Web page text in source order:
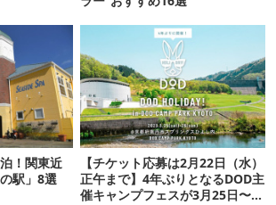
！関東近
駅」8選
【チケット応募は2月22日（水）
正午まで】4年ぶりとなるDOD主
催キャンプフェスが3月25日〜